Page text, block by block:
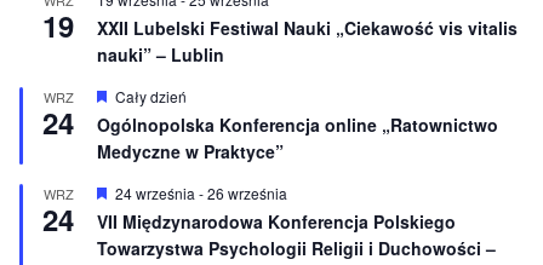
e
19
XXII Lubelski Festiwal Nauki „Ciekawość vis vitalis
nauki” – Lublin
WRZ
24
W
r
ó
n
i
o
n
Cały dzień
Ogólnopolska Konferencja online „Ratownictwo
Medyczne w Praktyce”
WRZ
24
W
y
r
ó
24 września -26 września
VII Międzynarodowa Konferencja Polskiego
Towarzystwa Psychologii Religii i Duchowości –